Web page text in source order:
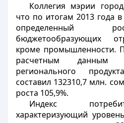
Коллегия мэрии
что по итогам 2013 года
определенный
бюджетообразующих
кроме промышленности.
расчетным данным
регионального
составил 132310,7 млн.
роста 105,9%.
Индекс
характеризующий